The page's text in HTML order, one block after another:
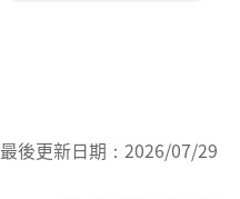
最後更新日期： 2026/07/29